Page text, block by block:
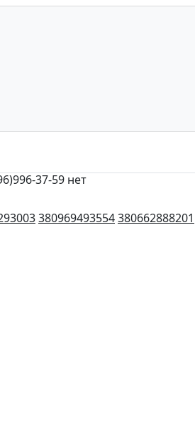
37-59 нет
380969493554380662888201